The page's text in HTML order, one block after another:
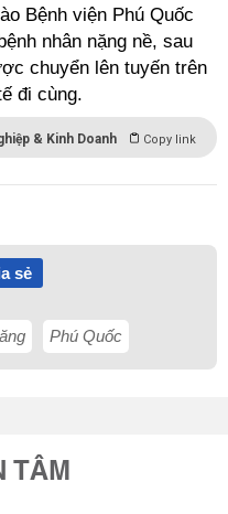
Bệnh viện Phú Quốc
nhân nặng nề, sau
chuyển lên tuyến trên
đi cùng.
& Kinh Doanh Copy link
sẻ
Phú Quốc
TÂM